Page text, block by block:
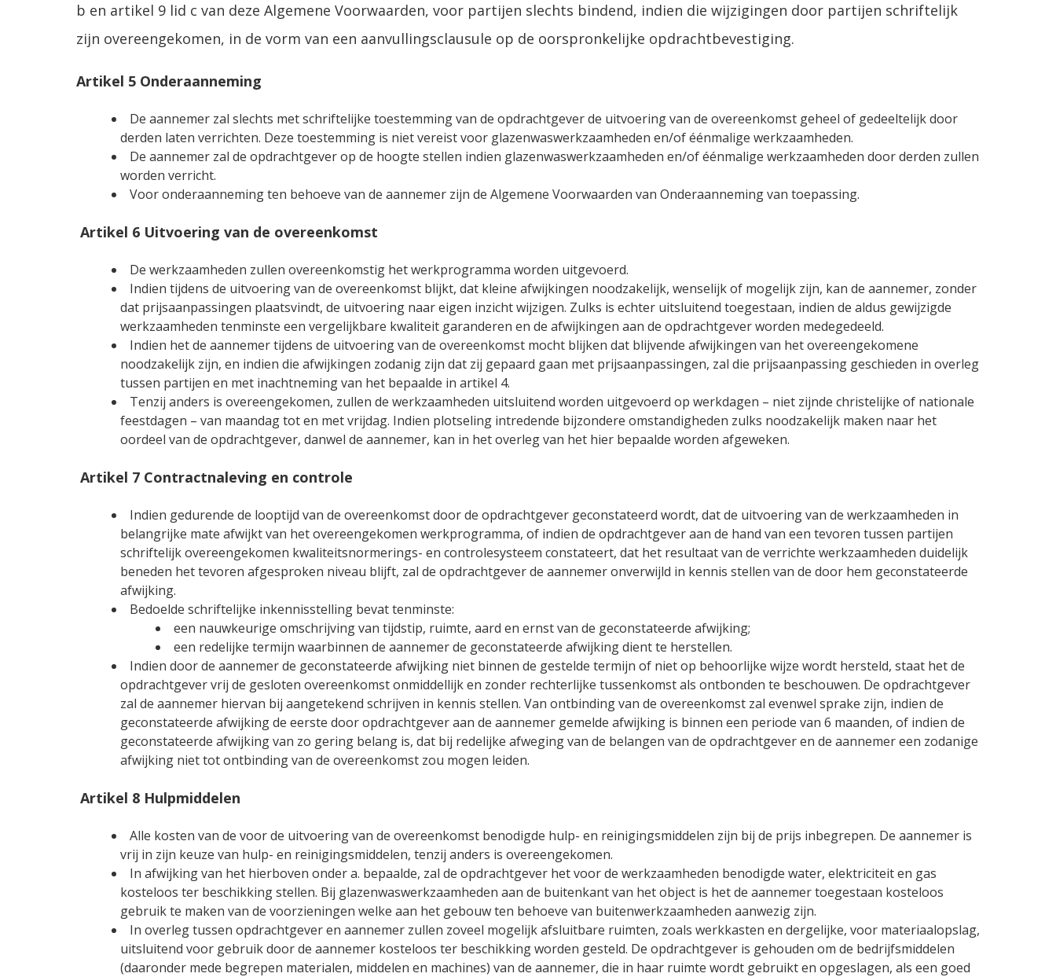
b en artikel 9 lid c van deze Algemene Voorwaarden, voor partijen slechts bindend, indien die wijzigingen door partijen schriftelijk
zijn overeengekomen, in de vorm van een aanvullingsclausule op de oorspronkelijke opdrachtbevestiging.
Artikel 5 Onderaanneming
De aannemer zal slechts met schriftelijke toestemming van de opdrachtgever de uitvoering van de overeenkomst geheel of gedeeltelijk door
derden laten verrichten. Deze toestemming is niet vereist voor glazenwaswerkzaamheden en/of éénmalige werkzaamheden.
De aannemer zal de opdrachtgever op de hoogte stellen indien glazenwaswerkzaamheden en/of éénmalige werkzaamheden door derden zullen
worden verricht.
Voor onderaanneming ten behoeve van de aannemer zijn de Algemene Voorwaarden van Onderaanneming van toepassing.
Artikel 6 Uitvoering van de overeenkomst
De werkzaamheden zullen overeenkomstig het werkprogramma worden uitgevoerd.
Indien tijdens de uitvoering van de overeenkomst blijkt, dat kleine afwijkingen noodzakelijk, wenselijk of mogelijk zijn, kan de aannemer, zonder
dat prijsaanpassingen plaatsvindt, de uitvoering naar eigen inzicht wijzigen. Zulks is echter uitsluitend toegestaan, indien de aldus gewijzigde
werkzaamheden tenminste een vergelijkbare kwaliteit garanderen en de afwijkingen aan de opdrachtgever worden medegedeeld.
Indien het de aannemer tijdens de uitvoering van de overeenkomst mocht blijken dat blijvende afwijkingen van het overeengekomene
noodzakelijk zijn, en indien die afwijkingen zodanig zijn dat zij gepaard gaan met prijsaanpassingen, zal die prijsaanpassing geschieden in overleg
tussen partijen en met inachtneming van het bepaalde in artikel 4.
Tenzij anders is overeengekomen, zullen de werkzaamheden uitsluitend worden uitgevoerd op werkdagen – niet zijnde christelijke of nationale
feestdagen – van maandag tot en met vrijdag. Indien plotseling intredende bijzondere omstandigheden zulks noodzakelijk maken naar het
oordeel van de opdrachtgever, danwel de aannemer, kan in het overleg van het hier bepaalde worden afgeweken.
Artikel 7 Contractnaleving en controle
Indien gedurende de looptijd van de overeenkomst door de opdrachtgever geconstateerd wordt, dat de uitvoering van de werkzaamheden in
belangrijke mate afwijkt van het overeengekomen werkprogramma, of indien de opdrachtgever aan de hand van een tevoren tussen partijen
schriftelijk overeengekomen kwaliteitsnormerings- en controlesysteem constateert, dat het resultaat van de verrichte werkzaamheden duidelijk
beneden het tevoren afgesproken niveau blijft, zal de opdrachtgever de aannemer onverwijld in kennis stellen van de door hem geconstateerde
afwijking.
Bedoelde schriftelijke inkennisstelling bevat tenminste:
een nauwkeurige omschrijving van tijdstip, ruimte, aard en ernst van de geconstateerde afwijking;
een redelijke termijn waarbinnen de aannemer de geconstateerde afwijking dient te herstellen.
Indien door de aannemer de geconstateerde afwijking niet binnen de gestelde termijn of niet op behoorlijke wijze wordt hersteld, staat het de
opdrachtgever vrij de gesloten overeenkomst onmiddellijk en zonder rechterlijke tussenkomst als ontbonden te beschouwen. De opdrachtgever
zal de aannemer hiervan bij aangetekend schrijven in kennis stellen. Van ontbinding van de overeenkomst zal evenwel sprake zijn, indien de
geconstateerde afwijking de eerste door opdrachtgever aan de aannemer gemelde afwijking is binnen een periode van 6 maanden, of indien de
geconstateerde afwijking van zo gering belang is, dat bij redelijke afweging van de belangen van de opdrachtgever en de aannemer een zodanige
afwijking niet tot ontbinding van de overeenkomst zou mogen leiden.
Artikel 8 Hulpmiddelen
Alle kosten van de voor de uitvoering van de overeenkomst benodigde hulp- en reinigingsmiddelen zijn bij de prijs inbegrepen. De aannemer is
vrij in zijn keuze van hulp- en reinigingsmiddelen, tenzij anders is overeengekomen.
In afwijking van het hierboven onder a. bepaalde, zal de opdrachtgever het voor de werkzaamheden benodigde water, elektriciteit en gas
kosteloos ter beschikking stellen. Bij glazenwaswerkzaamheden aan de buitenkant van het object is het de aannemer toegestaan kosteloos
gebruik te maken van de voorzieningen welke aan het gebouw ten behoeve van buitenwerkzaamheden aanwezig zijn.
In overleg tussen opdrachtgever en aannemer zullen zoveel mogelijk afsluitbare ruimten, zoals werkkasten en dergelijke, voor materiaalopslag,
uitsluitend voor gebruik door de aannemer kosteloos ter beschikking worden gesteld. De opdrachtgever is gehouden om de bedrijfsmiddelen
(daaronder mede begrepen materialen, middelen en machines) van de aannemer, die in haar ruimte wordt gebruikt en opgeslagen, als een goed